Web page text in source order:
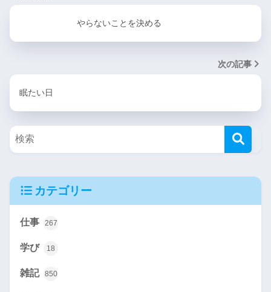
やらないことを決める
次の記事
眠たい日
カテゴリー
仕事 267
学び 18
雑記 850